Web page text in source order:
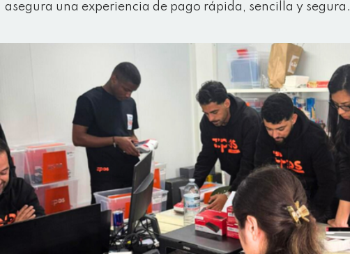
asegura una experiencia de pago rápida, sencilla y segura.